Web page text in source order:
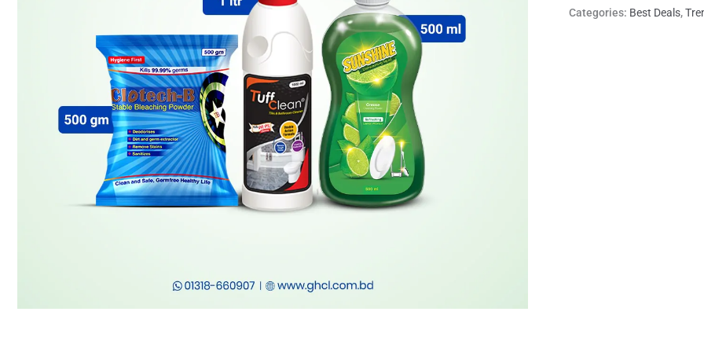
3
Categories: Best Deals,